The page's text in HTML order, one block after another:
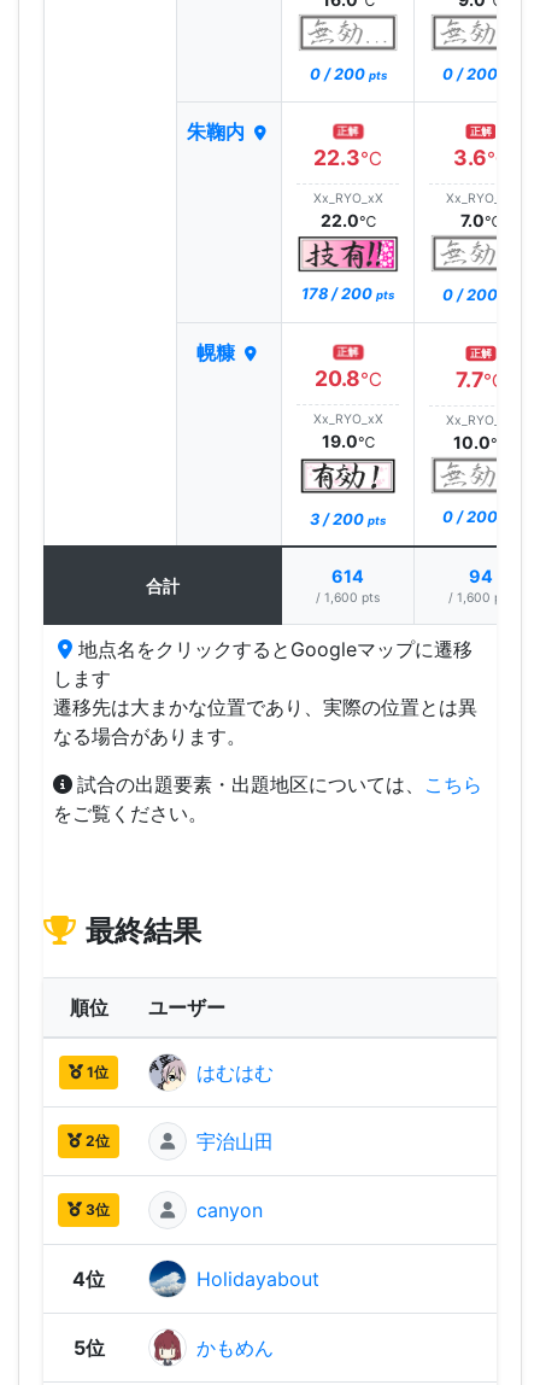
0 / 200 pts 0 / 200
朱鞠内 正解
22.3℃
Xx_RYO_xX
22.0℃
178 / 200 pts
正解
3.6℃
Xx_RYO_xX
7.0℃
0 / 200
幌糠 正解
20.8℃
Xx_RYO_xX
19.0℃
3 / 200 pts
正解
7.7℃
Xx_RYO_xX
10.0℃
0 / 200
合計 614
/ 1,600 pts
94
/ 1,600 pts
地点名をクリックするとGoogleマップに遷移
します
遷移先は大まかな位置であり、実際の位置とは異
なる場合があります。
試合の出題要素・出題地区については、 こちら
をご覧ください。
最終結果
順位 ユーザー
1位 はむはむ
2位 宇治山田
3位 canyon
4位 Holidayabout
5位 かもめん